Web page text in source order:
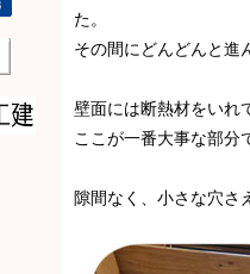
た。
その間にどんどんと進
壁面には断熱材をいれ
ここが一番大事な部分
隙間なく、小さな穴さ